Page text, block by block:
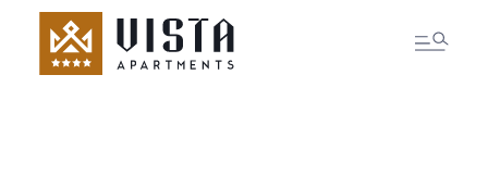
REZERVOVAT POKOJ